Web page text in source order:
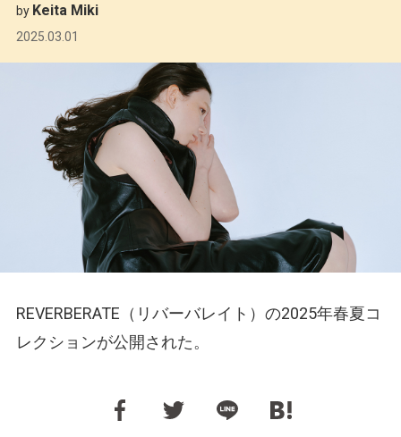
by Keita Miki
2025.03.01
REVERBERATE（リバーバレイト）の2025年春夏コ
レクションが公開された。